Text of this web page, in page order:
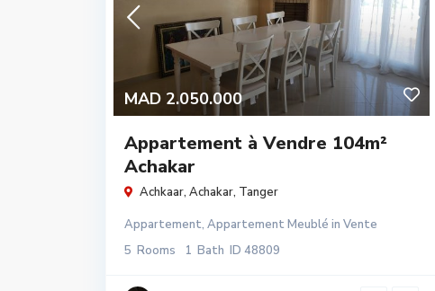
MAD 2.050.000
Appartement à Vendre 104m²
Achakar
Achkaar, Achakar, Tanger
Appartement, Appartement Meublé in Vente
5 Rooms 1 Bath ID 48809